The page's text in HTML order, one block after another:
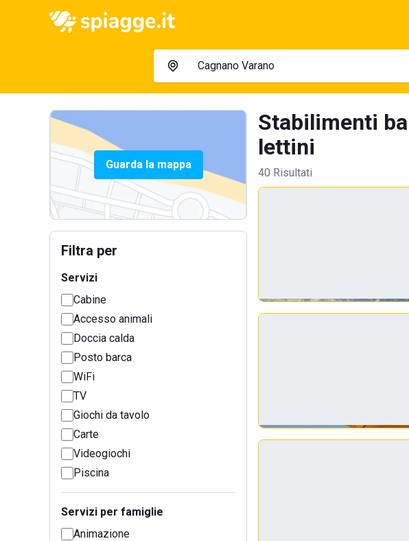
Guarda la mappa
Filtra per
Servizi
Cabine
Accesso animali
Doccia calda
Posto barca
WiFi
TV
Giochi da tavolo
Carte
Videogiochi
Piscina
Servizi per famiglie
Animazione
Stabilimenti
lettini
40 Risultati